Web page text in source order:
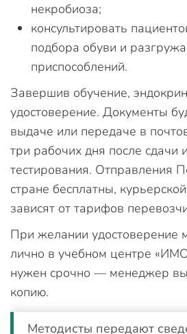
некробиоза;
консультировать
подбора обуви и
приспособлений.
Завершив обучение,
удостоверение. Документы
выдаче или передаче в
три рабочих дня после сдачи
тестирования. Отправления
стране бесплатны,
зависят от тарифов
При желании удостоверение
лично в учебном центре
нужен срочно — менеджер
копию.
Методисты передают